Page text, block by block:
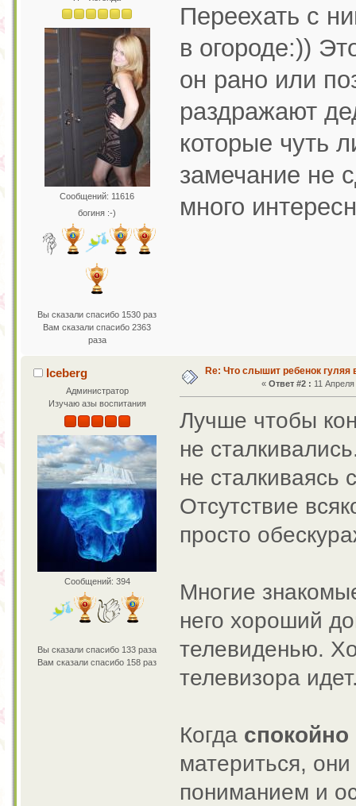
Сообщений: 11616
богиня :-)
Вы сказали спасибо 1530 раз
Вам сказали спасибо 2363
раза
Переехать с
в огороде:))
он рано или
раздражают
которые чуть
замечание не
много
Iceberg
Администратор
Изучаю азы воспитания
Сообщений: 394
Вы сказали спасибо 133 раза
Вам сказали спасибо 158 раз
Re: Что слышит ребенок гуляя
« Ответ #2 : 11
Лучше чтобы
не
не сталкиваясь
Отсутствие
просто
Многие
него хороший
телевиденью.
телевизора
Когда спокойно
материться,
пониманием и